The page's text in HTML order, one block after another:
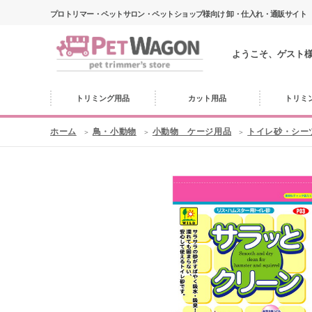
プロトリマー・ペットサロン・ペットショップ様向け 卸・仕入れ・通販サイト
ようこそ、ゲスト
トリミング用品 カット用品 トリミ
ホーム 鳥・小動物 小動物 ケージ用品 トイレ砂・シー